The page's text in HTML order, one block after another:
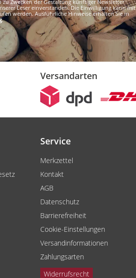
Zwecken der Gestaltung künftiger Newsletter
Leser einverstanden. Die Einwilligung kann mit
werden. Ausführliche Hinweise erhalten Sie in
.
Versandarten
Service
Merkzettel
Kontakt
AGB
Datenschutz
Barrierefreiheit
Cookie-Einstellungen
Versandinformationen
Zahlungsarten
Widerrufsrecht